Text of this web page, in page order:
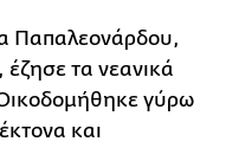
Παπαλεονάρδου,
τα νεανικά
γύρω
και